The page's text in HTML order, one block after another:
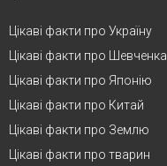
Цікаві факти про Україну
Цікаві факти про Шевченка
Цікаві факти про Японію
Цікаві факти про Китай
Цікаві факти про Землю
Цікаві факти про тварин